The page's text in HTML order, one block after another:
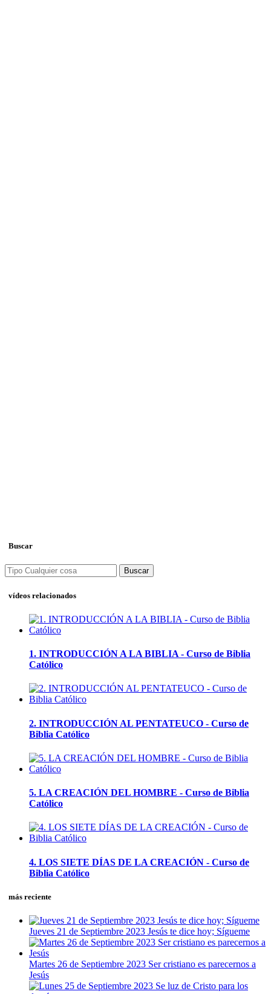
Buscar
Buscar
vídeos relacionados
1. INTRODUCCIÓN A LA BIBLIA - Curso de Biblia
Católico
2. INTRODUCCIÓN AL PENTATEUCO - Curso de
Biblia Católico
5. LA CREACIÓN DEL HOMBRE - Curso de Biblia
Católico
4. LOS SIETE DÍAS DE LA CREACIÓN - Curso de
Biblia Católico
más reciente
Jueves 21 de Septiembre 2023 Jesús te dice hoy; Sígueme
Martes 26 de Septiembre 2023 Ser cristiano es parecernos a
Jesús